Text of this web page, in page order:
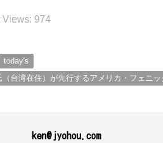
Views: 974
today's
（台湾在住）が先行するアメリカ・フェニ
ken@jyohou.com